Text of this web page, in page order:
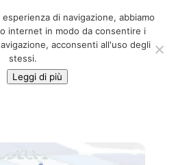
06 39725888
info@adventum.org
di navigazione, abbiamo
internet in modo da consentire i
acconsenti all'uso degli
stessi.
Leggi di più